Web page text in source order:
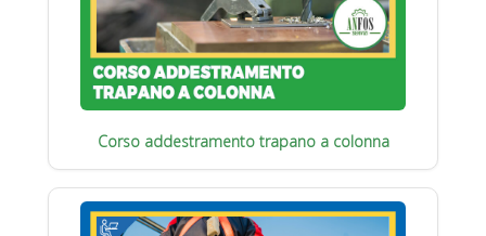
Corso addestramento trapano a colonna